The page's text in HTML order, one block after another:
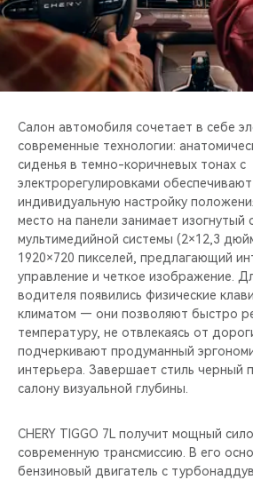
Салон автомобиля сочетает в себе
современные технологии:
сиденья в темно-коричневых тонах с
электрорегулировками
индивидуальную настройку
место на панели занимает изогнутый
мультимедийной системы (2×12,3
1920×720 пикселей, предлагающий
управление и четкое изображение.
водителя появились физические
климатом — они позволяют быстро
температуру, не отвлекаясь от
подчеркивают продуманный
интерьера. Завершает стиль черный
салону визуальной глубины.
CHERY TIGGO 7L получит мощный
современную трансмиссию. В его
бензиновый двигатель с